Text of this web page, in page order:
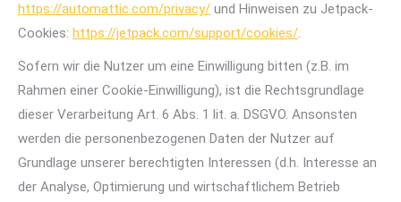
https://automattic.com/privacy/ und Hinweisen zu Jetpack-
Cookies: https://jetpack.com/support/cookies/.
Sofern wir die Nutzer um eine Einwilligung bitten (z.B. im
Rahmen einer Cookie-Einwilligung), ist die Rechtsgrundlage
dieser Verarbeitung Art. 6 Abs. 1 lit. a. DSGVO. Ansonsten
werden die personenbezogenen Daten der Nutzer auf
Grundlage unserer berechtigten Interessen (d.h. Interesse an
der Analyse, Optimierung und wirtschaftlichem Betrieb